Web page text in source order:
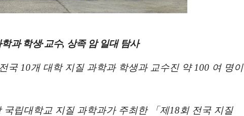
과 학생· 교수, 상족 암 일대 탐사
국 10개 대학 지질 과학과 학생과 교수진 약 100 여 명이
립대학교 지질 과학과가 주최한 「제18회 전국 지질